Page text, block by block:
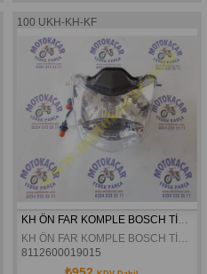
100 UKH-KH-KF
KH ÖN FAR KOMPLE BOSCH TİP AMPULLÜ
KH ÖN FAR KOMPLE BOSCH TİP AMPULLÜ
8112600019015